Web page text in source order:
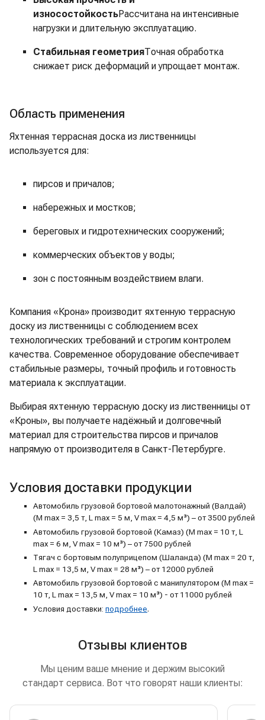
износостойкостьРассчитана на интенсивные
нагрузки и длительную эксплуатацию.
Стабильная геометрияТочная обработка
снижает риск деформаций и упрощает монтаж.
Область применения
Яхтенная террасная доска из лиственницы
используется для:
пирсов и причалов;
набережных и мостков;
береговых и гидротехнических сооружений;
коммерческих объектов у воды;
зон с постоянным воздействием влаги.
Компания «Крона» производит яхтенную террасную
доску из лиственницы с соблюдением всех
технологических требований и строгим контролем
качества. Современное оборудование обеспечивает
стабильные размеры, точный профиль и готовность
материала к эксплуатации.
Выбирая яхтенную террасную доску из лиственницы от
«Кроны», вы получаете надёжный и долговечный
материал для строительства пирсов и причалов
напрямую от производителя в Санкт-Петербурге.
Условия доставки продукции
Автомобиль грузовой бортовой малотонажный (Валдай)
(M max = 3,5 т, L max = 5 м, V max = 4,5 м³) – от 3500 рублей
Автомобиль грузовой бортовой (Камаз) (M max = 10 т, L
max = 6 м, V max = 10 м³) – от 7500 рублей
Тягач с бортовым полуприцепом (Шаланда) (M max = 20 т,
L max = 13,5 м, V max = 28 м³) – от 12000 рублей
Автомобиль грузовой бортовой с манипулятором (M max =
10 т, L max = 13,5 м, V max = 10 м³) - от 11000 рублей
Условия доставки: подробнее.
Отзывы клиентов
Мы ценим ваше мнение и держим высокий
стандарт сервиса. Вот что говорят наши клиенты: